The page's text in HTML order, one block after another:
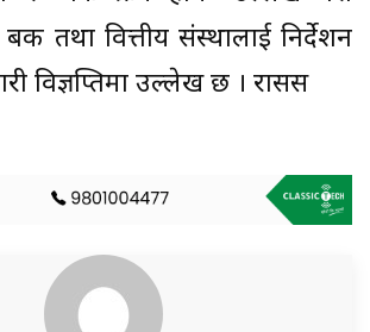
बैंक तथा वित्तीय संस्थालाई निर्देशन
विज्ञप्तिमा उल्लेख छ । रासस